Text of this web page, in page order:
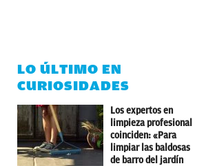
LO ÚLTIMO EN
CURIOSIDADES
Los expertos en
limpieza profesional
coinciden: «Para
limpiar las baldosas
de barro del jardín